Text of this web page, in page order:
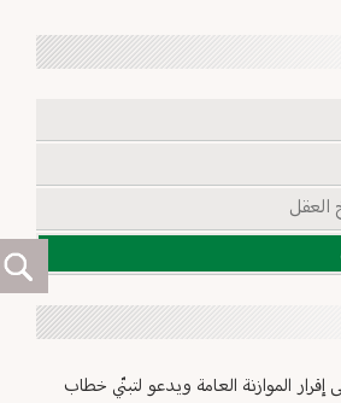
الموازنة العامة ويدعو لتبنّي خطاب